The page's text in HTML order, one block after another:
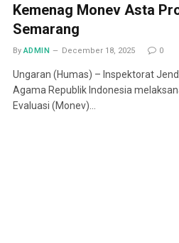
Kemenag Monev Asta
Semarang
By ADMIN December 18, 2025 0
Ungaran (Humas) – Inspektorat
Agama Republik Indonesia
Evaluasi (Monev)…